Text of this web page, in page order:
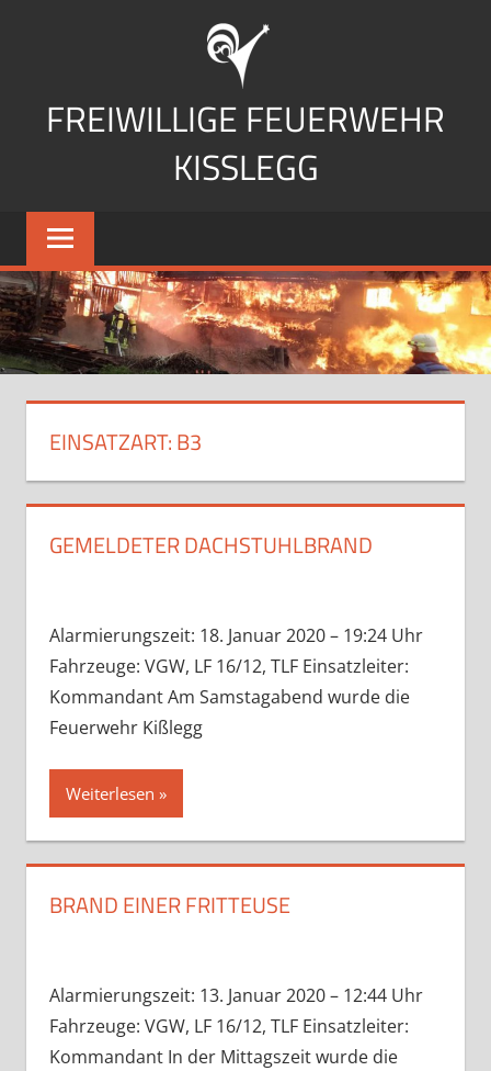
FREIWILLIGE FEUERWEHR
KISSLEGG
EINSATZART:B3
GEMELDETER DACHSTUHLBRAND
Alarmierungszeit: 18. Januar 2020 – 19:24 Uhr
Fahrzeuge: VGW, LF 16/12, TLF Einsatzleiter:
Kommandant Am Samstagabend wurde die
Feuerwehr Kißlegg
Weiterlesen
BRAND EINER FRITTEUSE
Alarmierungszeit: 13. Januar 2020 – 12:44 Uhr
Fahrzeuge: VGW, LF 16/12, TLF Einsatzleiter:
Kommandant In der Mittagszeit wurde die